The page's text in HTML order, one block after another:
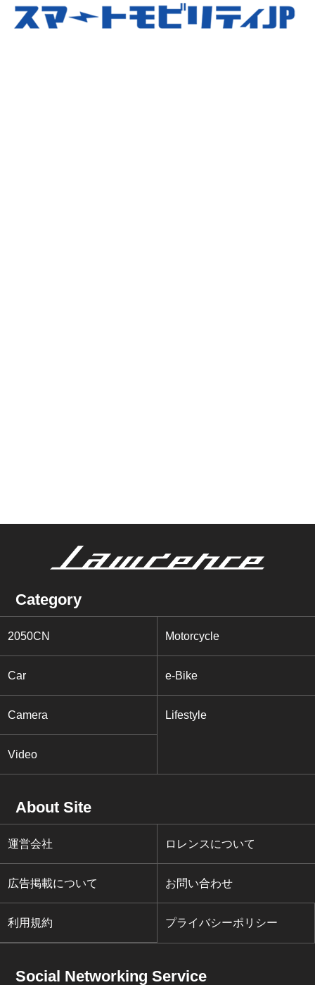
Category
2050CN Motorcycle
Car e-Bike
Camera Lifestyle
Video
About Site
運営会社 ロレンスについて
広告掲載について お問い合わせ
利用規約 プライバシーポリシー
Social Networking Service